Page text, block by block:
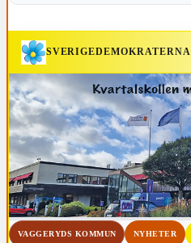
SVERIGEDEMOKRATERNA
VAGGERYDS KOMMUN NYHETER